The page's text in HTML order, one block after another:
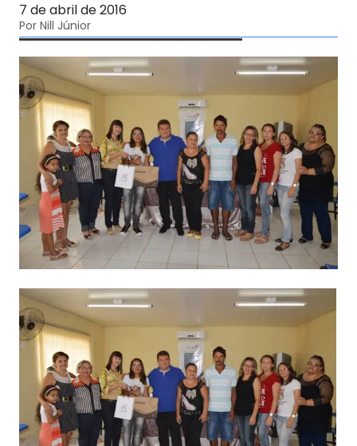
7 de abril de 2016
Por Nill Júnior